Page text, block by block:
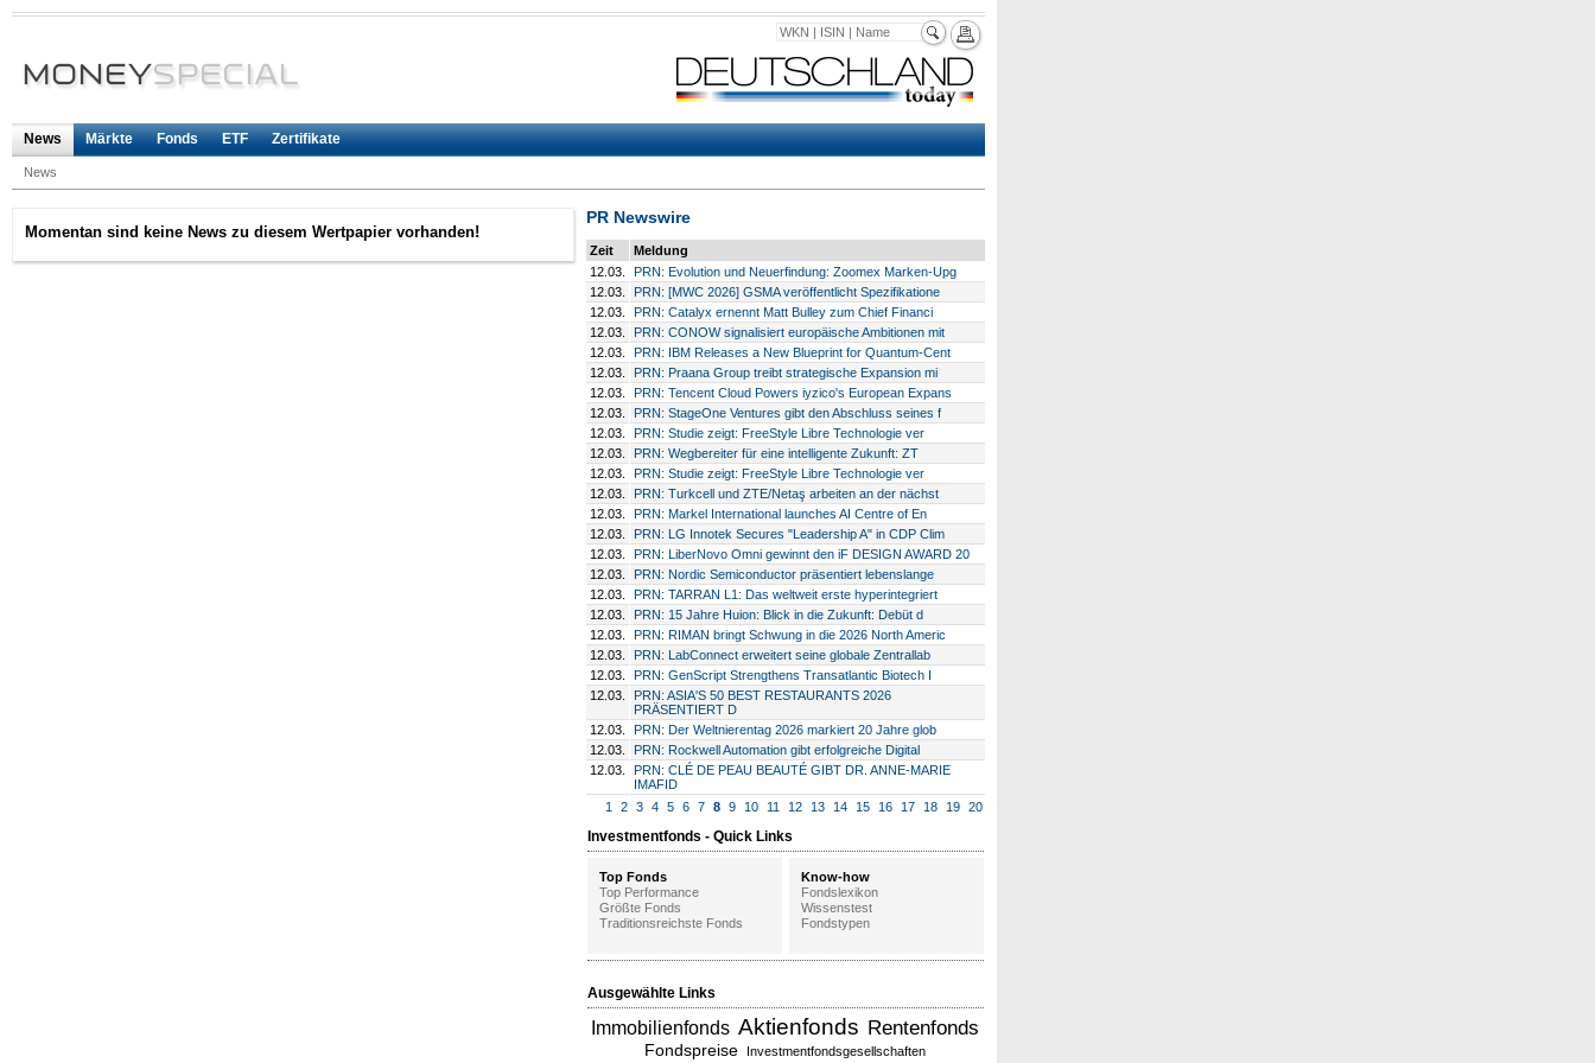
News Märkte Fonds ETF Zertifikate
News
Momentan sind keine News zu diesem Wertpapier vorhanden!
PR Newswire
Zeit
Meldung
12.03.
PRN: Evolution und Neuerfindung: Zoomex Marken-Upg
12.03.
PRN: [MWC 2026] GSMA veröffentlicht Spezifikatione
12.03.
PRN: Catalyx ernennt Matt Bulley zum Chief Financi
12.03.
PRN: CONOW signalisiert europäische Ambitionen mit
12.03.
PRN: IBM Releases a New Blueprint for Quantum-Cent
12.03.
PRN: Praana Group treibt strategische Expansion mi
12.03.
PRN: Tencent Cloud Powers iyzico's European Expans
12.03.
PRN: StageOne Ventures gibt den Abschluss seines f
12.03.
PRN: Studie zeigt: FreeStyle Libre Technologie ver
12.03.
PRN: Wegbereiter für eine intelligente Zukunft: ZT
12.03.
PRN: Studie zeigt: FreeStyle Libre Technologie ver
12.03.
PRN: Turkcell und ZTE/Netaş arbeiten an der nächst
12.03.
PRN: Markel International launches AI Centre of En
12.03.
PRN: LG Innotek Secures "Leadership A" in CDP Clim
12.03.
PRN: LiberNovo Omni gewinnt den iF DESIGN AWARD 20
12.03.
PRN: Nordic Semiconductor präsentiert lebenslange
12.03.
PRN: TARRAN L1: Das weltweit erste hyperintegriert
12.03.
PRN: 15 Jahre Huion: Blick in die Zukunft: Debüt d
12.03.
PRN: RIMAN bringt Schwung in die 2026 North Americ
12.03.
PRN: LabConnect erweitert seine globale Zentrallab
12.03.
PRN: GenScript Strengthens Transatlantic Biotech I
12.03.
PRN: ASIA'S 50 BEST RESTAURANTS 2026
PRÄSENTIERT D
12.03.
PRN: Der Weltnierentag 2026 markiert 20 Jahre glob
12.03.
PRN: Rockwell Automation gibt erfolgreiche Digital
12.03.
PRN: CLÉ DE PEAU BEAUTÉ GIBT DR. ANNE-MARIE
IMAFID
1
2 3 4 5 6 7 8 9 10 11 12 13 14 15 16 17 18 19 20
Investmentfonds - Quick Links
Top Fonds
Top Performance
Größte Fonds
Traditionsreichste Fonds
Know-how
Fondslexikon
Wissenstest
Fondstypen
Ausgewählte Links
Immobilienfonds Aktienfonds Rentenfonds
Fondspreise Investmentfondsgesellschaften